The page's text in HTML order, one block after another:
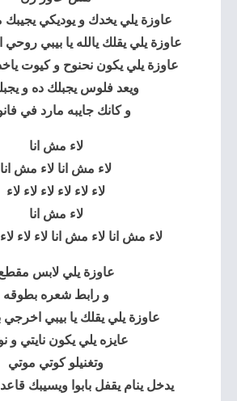
عاوزة يلي يخدك و يوديكي يجيبك
عاوزة يلي يقلك يالله يا بيبي روحي
عاوزة يلي يكون نحنوح و كيوت
ويعد فلوس يجبلك ده و
و كانك جايبه مارد في
لاء مش انا
لاء مش انا لاء مش انا
لاء لاء لاء لاء لاء لاء
لاء مش انا
لاء مش انا لاء مش انا لاء لاء لاء
عاوزة يلي لابس
و رابط شعره بطوقه
عاوزة يلي يقلك يا بيبي اخرجي
عايزه يلي يكون نايتي و
وتغنيلو كوتي موتي
يدخل ينام يقفل بابوا ويسيبك